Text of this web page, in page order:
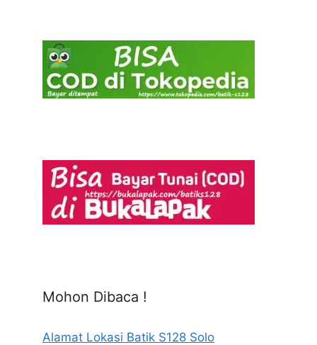
Mohon Dibaca !
Alamat Lokasi Batik S128 Solo